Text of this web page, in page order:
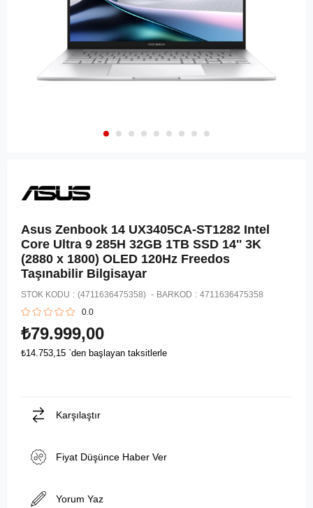
Asus Zenbook 14 UX3405CA-ST1282 Intel
Core Ultra 9 285H 32GB 1TB SSD 14'' 3K
(2880 x 1800) OLED 120Hz Freedos
Taşınabilir Bilgisayar
STOK KODU (4711636475358) BARKOD : 4711636475358
0.0
₺79.999,00
₺14.753,15 `den başlayan taksitlerle
Karşılaştır
Fiyat Düşünce Haber Ver
Yorum Yaz